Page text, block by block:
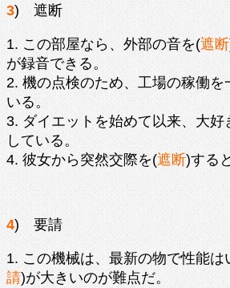
3) 遮断
1. この部屋なら、外部の音を(遮断
が録音できる。
2. 機の点検のため、工場の稼働を
いる。
3. ダイエットを始めて以来、大好
している。
4. 彼女から突然交際を(遮断)する
4) 要請
1. この機械は、最新の物で性能は
請)が大きいのが難点だ。